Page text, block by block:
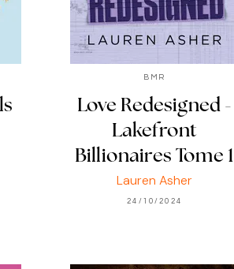
BMR
Love Redesigned -
Lakefront
Billionaires Tome 1
Lauren Asher
24/10/2024